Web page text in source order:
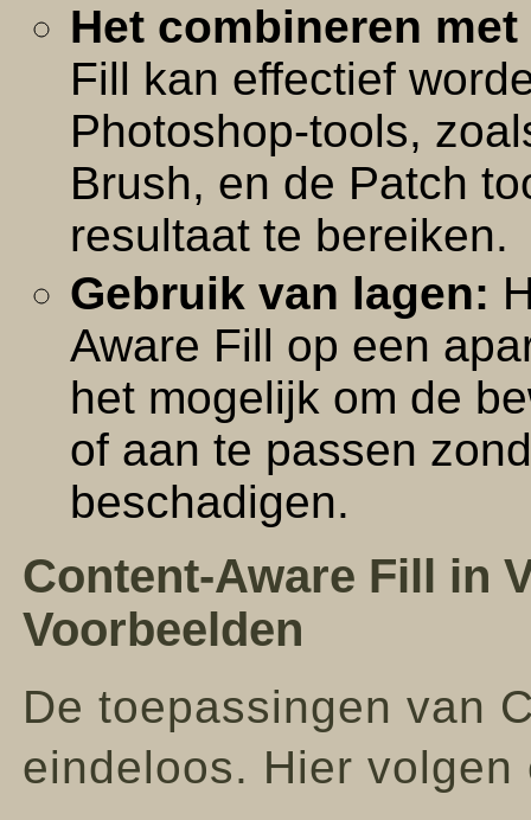
Het combineren
Fill kan effectief
Photoshop-tools,
Brush, en de Patch
resultaat te bereiken.
Gebruik van lagen:
Aware Fill op een
het mogelijk om de
of aan te passen
beschadigen.
Content-Aware Fill in
Voorbeelden
De toepassingen van
eindeloos. Hier